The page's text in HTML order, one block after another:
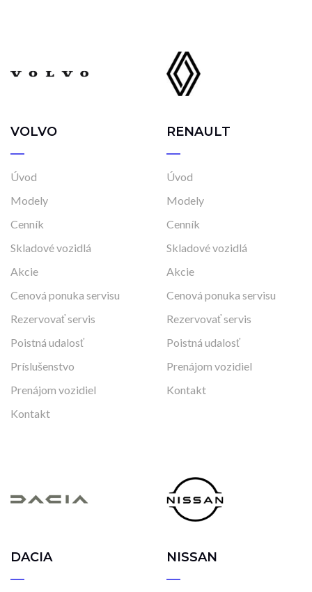
VOLVO
Úvod
Modely
Cenník
Skladové vozidlá
Akcie
Cenová ponuka servisu
Rezervovať servis
Poistná udalosť
Príslušenstvo
Prenájom vozidiel
Kontakt
RENAULT
Úvod
Modely
Cenník
Skladové vozidlá
Akcie
Cenová ponuka servisu
Rezervovať servis
Poistná udalosť
Prenájom vozidiel
Kontakt
DACIA NISSAN